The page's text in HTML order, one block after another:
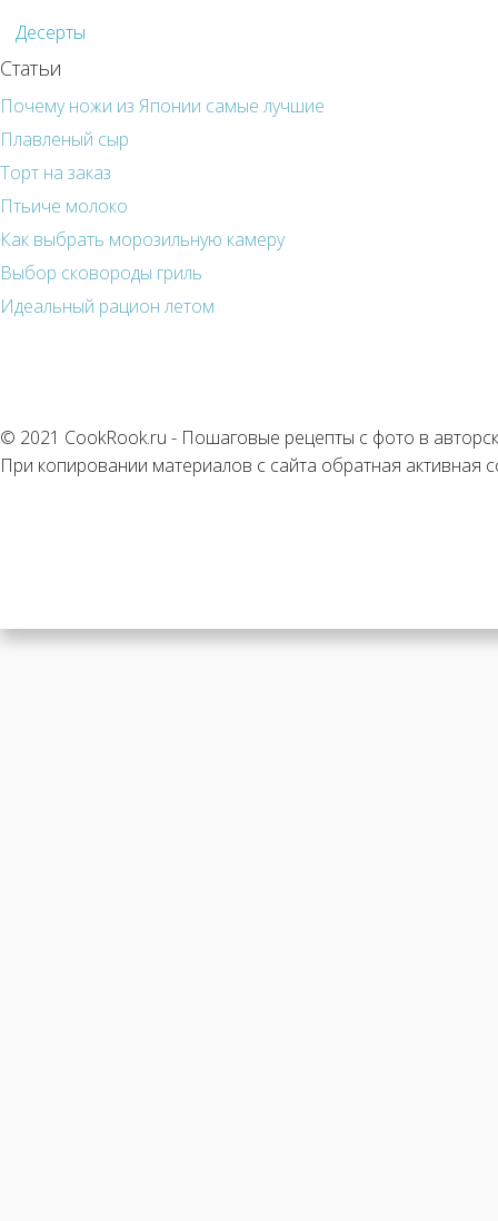
Десерты
Статьи
Почему ножи из Японии самые лучшие
Плавленый сыр
Торт на заказ
Птьиче молоко
Как выбрать морозильную камеру
Выбор сковороды гриль
Идеальный рацион летом
© 2021 CookRook.ru - Пошаговые рецепты с фото в
При копировании материалов с сайта обратная активная